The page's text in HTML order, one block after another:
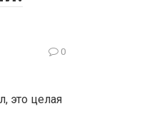
0
это целая